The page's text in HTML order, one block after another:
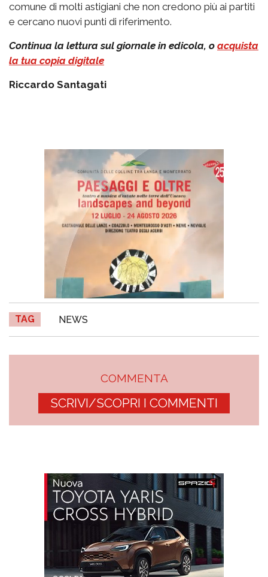
comune di molti astigiani che non credono più ai partiti
e cercano nuovi punti di riferimento.
Continua la lettura sul giornale in edicola, o acquista
la tua copia digitale
Riccardo Santagati
TAG NEWS
COMMENTA
SCRIVI/SCOPRI I COMMENTI